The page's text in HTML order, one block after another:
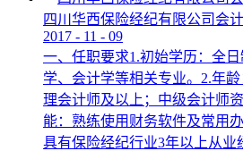
四川华西保险经纪有限公司会
2017 - 11 - 09
一、任职要求1.初始学历：全
学、会计学等相关专业。2.年
理会计师及以上；中级会计师
能：熟练使用财务软件及常用
具有保险经纪行业3年以上从